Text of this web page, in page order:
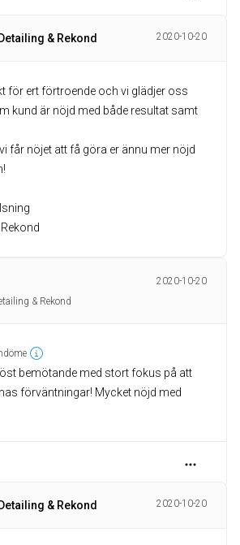
& Rekond 2020-10-20
för ert förtroende och vi glädjer oss
kund är nöjd med både resultat samt
får nöjet att få göra er ännu mer nöjd
2020-10-20
& Rekond
bemötande med stort fokus på att
förväntningar! Mycket nöjd med
& Rekond 2020-10-20